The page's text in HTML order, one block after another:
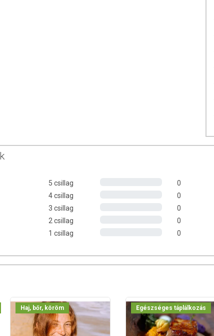
alapanyagként felhasznált Naticol® kollagénre
Szerkezeti építőeleme továbbá a kötőszöveteknek,
ízületi porcoknak. Bőrünk 75%-át, szervezetünk összfehérje
eláll.
HIDROLIZÁLT LEGYEN?
5 csillag
0
4 csillag
0
3 csillag
0
2 csillag
0
1 csillag
0
Haj, bőr, köröm Egészséges táplálkozás